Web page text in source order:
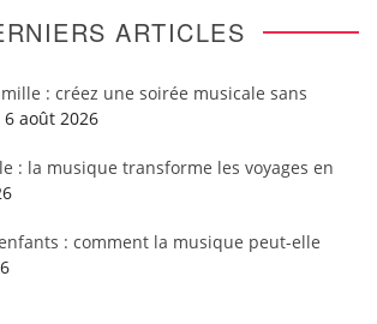
ARTICLES
: créez une soirée musicale sans
6 août 2026
: la musique transforme les voyages en
: comment la musique peut-elle